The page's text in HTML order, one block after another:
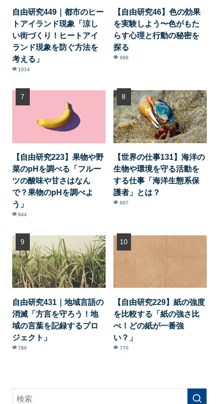
自由研究449｜都市のヒー
トアイランド現象「涼し
い街づくり！ヒートアイ
ランド現象を防ぐ方法を
考える」
1014
【自由研究46】色の効果
を実験しよう〜色がもた
らす心理と行動の秘密を
探る
998
【自由研究223】果物や野
菜のpHを調べる「フルー
ツの酸味や甘さはなん
で？果物のpHを調べよ
う」
944
【世界の仕事131】海洋の
生物や環境を守る活動を
する仕事「海洋生態系保
護者」とは？
897
自由研究431｜地域言語の
消滅「方言を守ろう！地
域の言葉を記録するプロ
ジェクト」
786
【自由研究229】紙の強度
を比較する「紙の強さ比
べ！どの紙が一番強
い？」
770